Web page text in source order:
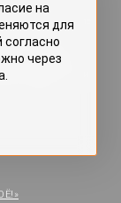
на портале
авторами
Полное или
на портале
редакции
на
для
через